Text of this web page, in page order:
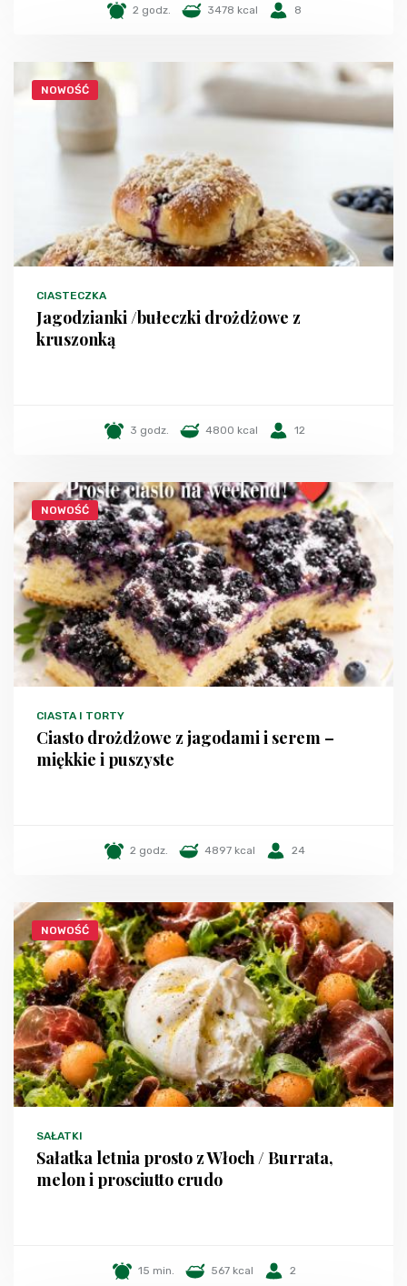
2 godz. 3478 kcal 8
NOWOŚĆ
CIASTECZKA
Jagodzianki /bułeczki drożdżowe z
kruszonką
3 godz. 4800 kcal 12
NOWOŚĆ
CIASTA I TORTY
Ciasto drożdżowe z jagodami i serem –
miękkie i puszyste
2 godz. 4897 kcal 24
NOWOŚĆ
SAŁATKI
Sałatka letnia prosto z Włoch / Burrata,
melon i prosciutto crudo
15 min. 567 kcal 2